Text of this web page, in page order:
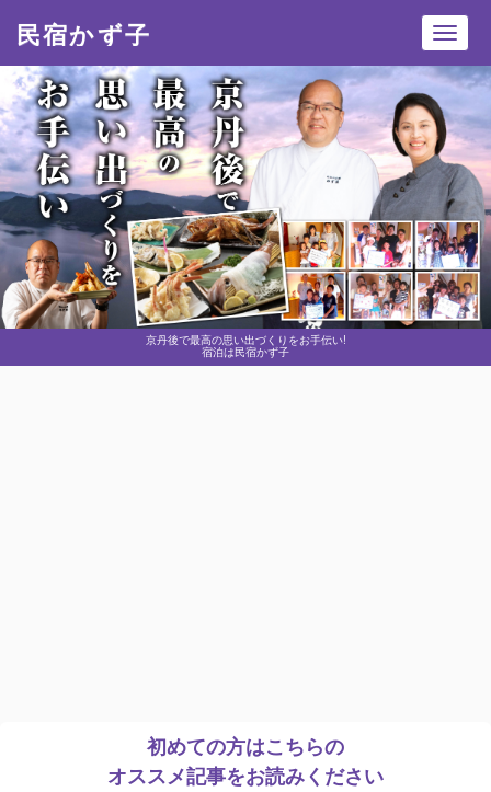
京丹後で最高の思い出づくりをお手伝い!
宿泊は民宿かず子
民宿かず子
初めての方はこちらの
オススメ記事をお読みください